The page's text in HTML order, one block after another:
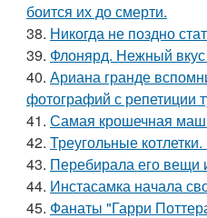
боится их до смерти.
38. Никогда не поздно
39. Флонярд. Нежный вкус
40. Ариана гранде
фотографий с репетиции
41. Самая крошечная
42. Треугольные
43. Перебирала его вещи
44. Инстасамка начала
45. Фанаты "Гарри